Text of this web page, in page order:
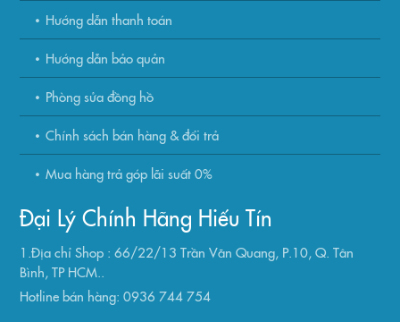
Hướng dẫn thanh toán
Hướng dẫn bảo quản
Phòng sửa đồng hồ
Chính sách bán hàng & đổi trả
Mua hàng trả góp lãi suất 0%
Đại Lý Chính Hãng Hiếu Tín
1.Địa chỉ Shop : 66/22/13 Trần Văn Quang, P.10, Q. Tân
Bình, TP HCM..
Hotline bán hàng: 0936 744 754